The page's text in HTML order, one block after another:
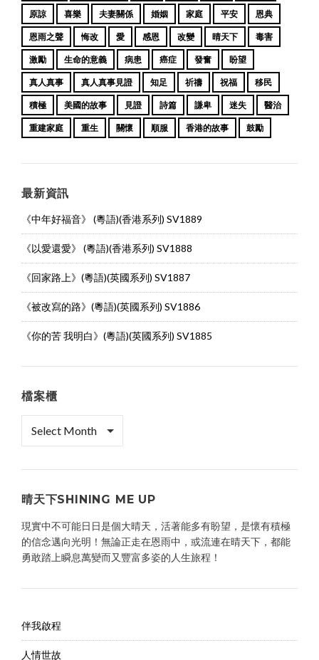
原諒 喜樂 夫妻關係 婚姻 家庭 平安 恩典
恩雨之聲 悔改 愛 感恩 改變 晴天下 毒害
激勵 生命的意義 病患 癌症 發奮 盼望
真人真事 真人真事見證 知足 祈禱 祝福 移民
積極 美國的故事 見證 詩篇 謙卑 迷失 醫治
重建家庭 重生 關懷 順服 香港的故事 鼓勵
最新資訊
《中年好福音》 (粵語)(香港系列) SV1889
《以愛還愛》 (粵語)(香港系列) SV1888
《回家路上》(粵語)(英國系列) SV1887
《被改寫的路》(粵語)(英國系列) SV1886
《你的苦 我明白》(粵語)(英國系列) SV1885
檔案櫃
晴天下SHINING ME UP
現實中不可能日日是個大晴天，活著能多有盼望，是懷有積極
的信念邁向光明！無論正走在恩雨中，或流連在晴天下，都能
勇敢踏上瞬息萬變而又豐富多姿的人生旅程！
伴我啟程
人情世故